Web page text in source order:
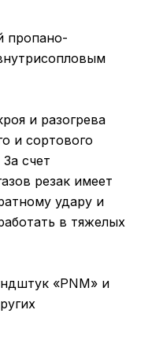
пропано-
и разогрева
и сортового
счет
резак имеет
удару и
в тяжелых
«PNM» и